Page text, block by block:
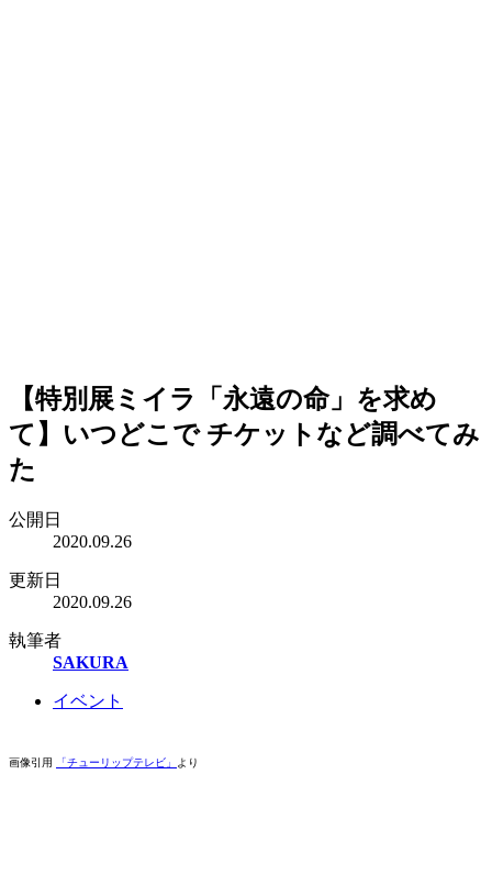
【特別展ミイラ「永遠の命」を求め
て】いつどこで チケットなど調べてみ
た
公開日
2020.09.26
更新日
2020.09.26
執筆者
SAKURA
イベント
画像引用 「チューリップテレビ」 より